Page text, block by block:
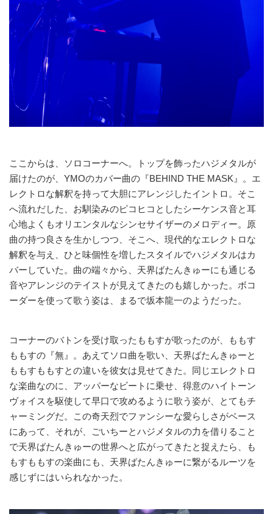
ここからは、ソロコーナーへ。トップを飾ったハジメタルが
届けたのが、YMOのカバー曲の『BEHIND THE MASK』。エ
レクトロな解釈を持って大胆にアレンジしたイントロ。そこ
へ流れだした、お馴染みのピコヒコとしたシーケンス音と耳
心地よくもオリエンタルなシンセサイザーのメロディー。原
曲の持つ良さを生かしつつ、そこへ、現代的なエレクトロな
解釈を与え、ひと味個性を増したスタイルでハジメタルはカ
バーしていた。曲の端々から、天界ばたんきゅーにも通じる
音やアレンジのテイストが見えてきたのも嬉しかった。ボコ
ーダーを使って歌う姿は、まるで坂本龍一のようだった。
コーナーのバトンを受け取ったももすが歌ったのが、ももす
ももすの『無』。あえてソロ曲を歌い、天界ばたんきゅーと
ももすももすとの違いを彼女は見せてきた。同じエレクトロ
な楽曲なのに、アッパーなビートに乗せ、得意のハイトーン
ヴォイスを駆使して早口で攻めるように歌う姿が、とてもチ
ャーミングだ。この奇天烈でファンシーな愛らしさがベース
にあって、それが、ごいちーとハジメタルの力を借りること
で天界ばたんきゅーの世界へと広がってきたと捉えたら、も
もすももすの楽曲にも、天界ばたんきゅーに繋がるルーツを
感じずにはいられなかった。